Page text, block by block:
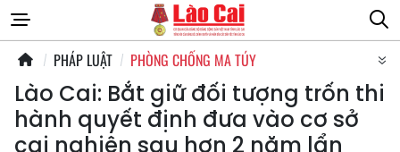
PHÁP LUẬT PHÒNG CHỐNG MA TÚY
Lào Cai: Bắt giữ đối tượng trốn thi
hành quyết định đưa vào cơ sở
cai nghiện sau hơn 2 năm lẩn